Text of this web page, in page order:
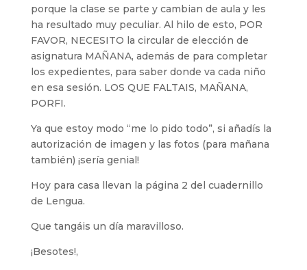
porque la clase se parte y cambian de aula y les
ha resultado muy peculiar. Al hilo de esto, POR
FAVOR, NECESITO la circular de elección de
asignatura MAÑANA, además de para completar
los expedientes, para saber donde va cada niño
en esa sesión. LOS QUE FALTAIS, MAÑANA,
PORFI.
Ya que estoy modo “me lo pido todo”, si añadís la
autorización de imagen y las fotos (para mañana
también) ¡sería genial!
Hoy para casa llevan la página 2 del cuadernillo
de Lengua.
Que tangáis un día maravilloso.
¡Besotes!,